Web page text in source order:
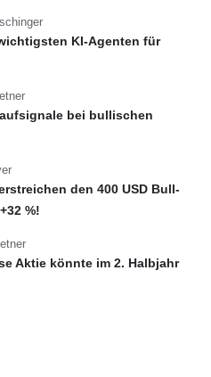
KI-Agenten für
bei bullischen
den 400 USD Bull-
%!
Aktie könnte im 2. Halbjahr